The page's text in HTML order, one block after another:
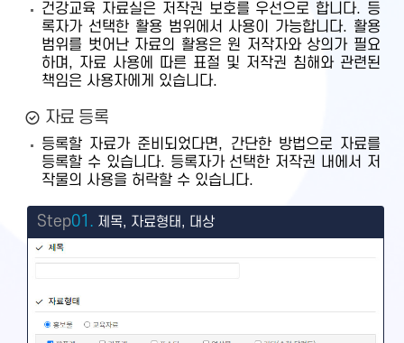
건강교육 자료실은 저작권 보호를 우선으로 합니다. 등
록자가 선택한 활용 범위에서 사용이 가능합니다. 활용
범위를 벗어난 자료의 활용은 원 저작자와 상의가 필요
하며, 자료 사용에 따른 표절 및 저작권 침해와 관련된
책임은 사용자에게 있습니다.
자료 등록
등록할 자료가 준비되었다면, 간단한 방법으로 자료를
등록할 수 있습니다. 등록자가 선택한 저작권 내에서 저
작물의 사용을 허락할 수 있습니다.
Step01. 제목, 자료형태, 대상